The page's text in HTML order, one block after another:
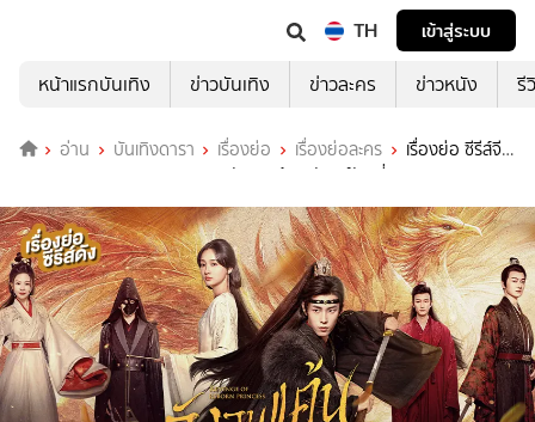
TH
เข้าสู่ระบบ
หน้าแรกบันเทิง
ข่าวบันเทิง ข่าวละคร ข่าวหนัง รี
อ่าน บันเทิงดารา เรื่องย่อ เรื่องย่อละคร
เรื่องย่อ ซีรีส์จีน
Revenge of Reborn Princess วังวนแค้น นิรันดร์รัก ที่ TrueID